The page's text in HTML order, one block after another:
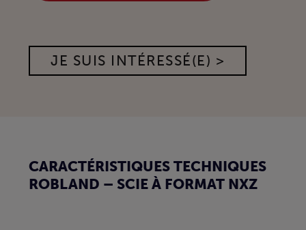
JE SUIS INTÉRESSÉ(E) >
CARACTÉRISTIQUES TECHNIQUES
ROBLAND – SCIE À FORMAT NXZ